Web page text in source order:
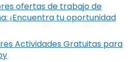
ofertas de trabajo de
¡Encuentra tu oportunidad
Actividades Gratuitas para